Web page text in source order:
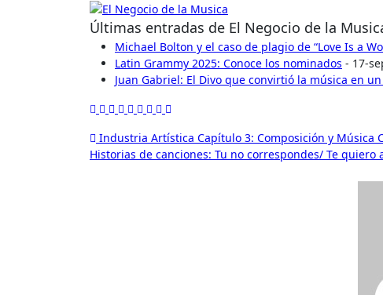
Últimas entradas de El Negocio de la
Michael Bolton y el caso de plagio de “Love Is a
Latin Grammy 2025: Conoce los nominados - 17-
Juan Gabriel: El Divo que convirtió la música en
Navegación
Industria Artística Capítulo 3: Composición y Música
Historias de canciones: Tu no correspondes/ Te quiero